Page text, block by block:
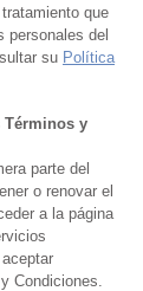
que
personales del
su Política
Términos y
parte del
o renovar el
a la página
Condiciones.